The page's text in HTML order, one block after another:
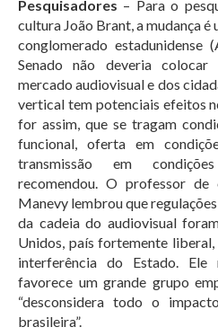
Pesquisadores – Para o
cultura João Brant, a mudança é
conglomerado
Senado não deveria
mercado audiovisual e dos
vertical tem potenciais efeitos
for assim, que se tragam
funcional, oferta em
transmissão em
recomendou. O professor de
Manevy lembrou que
da cadeia do audiovisual
Unidos, país fortemente
interferência do Estado. Ele
favorece um grande grupo
“desconsidera todo o
brasileira”.